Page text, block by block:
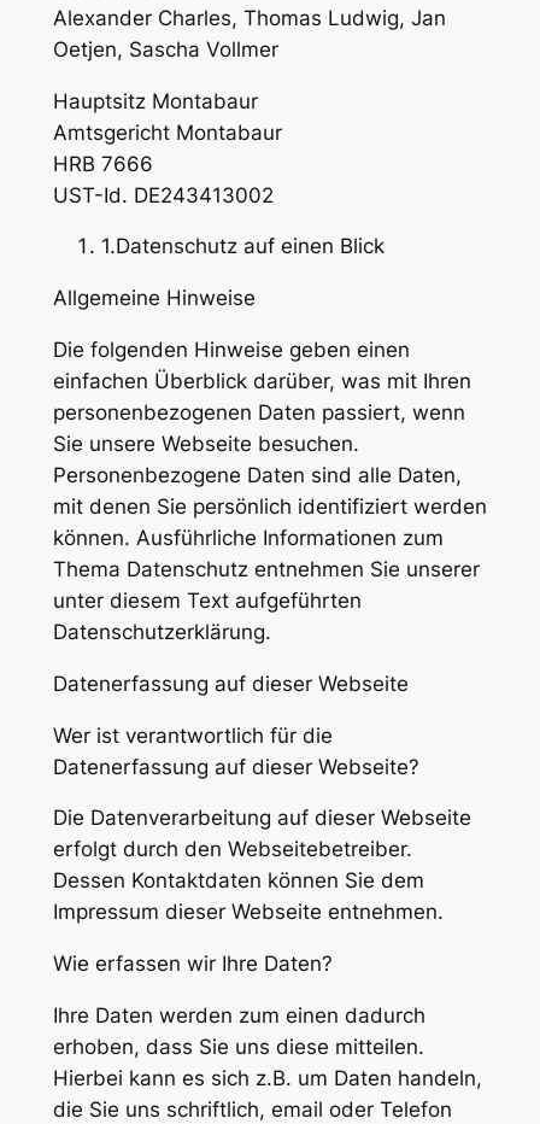
Alexander Charles, Thomas Ludwig, Jan
Oetjen, Sascha Vollmer
Hauptsitz Montabaur
Amtsgericht Montabaur
HRB 7666
UST-Id. DE243413002
1.Datenschutz auf einen Blick
Allgemeine Hinweise
Die folgenden Hinweise geben einen
einfachen Überblick darüber, was mit Ihren
personenbezogenen Daten passiert, wenn
Sie unsere Webseite besuchen.
Personenbezogene Daten sind alle Daten,
mit denen Sie persönlich identifiziert werden
können. Ausführliche Informationen zum
Thema Datenschutz entnehmen Sie unserer
unter diesem Text aufgeführten
Datenschutzerklärung.
Datenerfassung auf dieser Webseite
Wer ist verantwortlich für die
Datenerfassung auf dieser Webseite?
Die Datenverarbeitung auf dieser Webseite
erfolgt durch den Webseitebetreiber.
Dessen Kontaktdaten können Sie dem
Impressum dieser Webseite entnehmen.
Wie erfassen wir Ihre Daten?
Ihre Daten werden zum einen dadurch
erhoben, dass Sie uns diese mitteilen.
Hierbei kann es sich z.B. um Daten handeln,
die Sie uns schriftlich, email oder Telefon